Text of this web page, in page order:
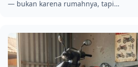
— bukan karena rumahnya, tapi…